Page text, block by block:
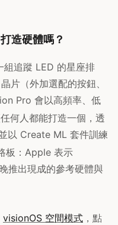
造硬體嗎？
組追蹤 LED 的星座排
片（外加選配的按鈕、
Pro 會以高頻率、低
何人都能打造一個，透
以 Create ML 套件訓練
板：Apple 表示
推出現成的參考硬體與
visionOS 空間模式 ，點